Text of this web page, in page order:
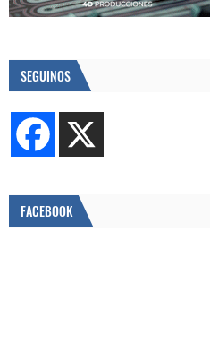
SEGUINOS
FACEBOOK